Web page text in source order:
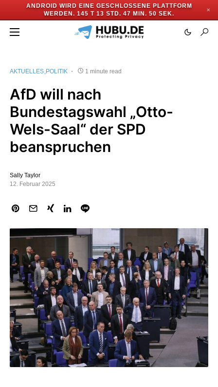
ANDROID WIRD EINE GESCHLOSSENE PLATTFORM
WERDEN. 145 T 13 STD. 47 MIN. 50 SEK.
✕
AKTUELLES POLITIK 1 minute read
AfD will nach
Bundestagswahl „Otto-
Wels-Saal“ der SPD
beanspruchen
Sally Taylor
12. Februar 2025